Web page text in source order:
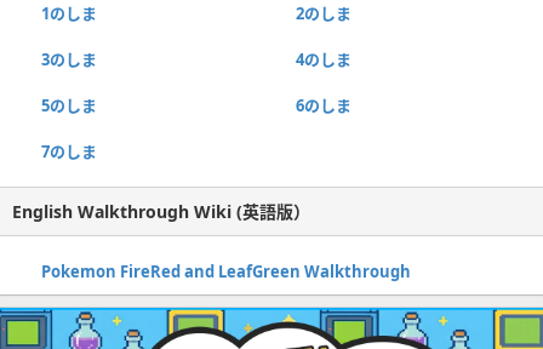
1のしま 2のしま
3のしま 4のしま
5のしま 6のしま
7のしま
English Walkthrough Wiki (英語版）
Pokemon FireRed and LeafGreen Walkthrough